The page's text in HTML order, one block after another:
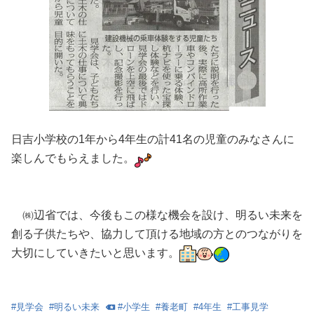
日吉小学校の1年から4年生の計41名の児童のみなさんに
楽しんでもらえました。
㈱辺省では、今後もこの様な機会を設け、明るい未来を
創る子供たちや、協力して頂ける地域の方とのつながりを
大切にしていきたいと思います。
#見学会 #明るい未来 #小学生 #養老町 #4年生 #工事見学